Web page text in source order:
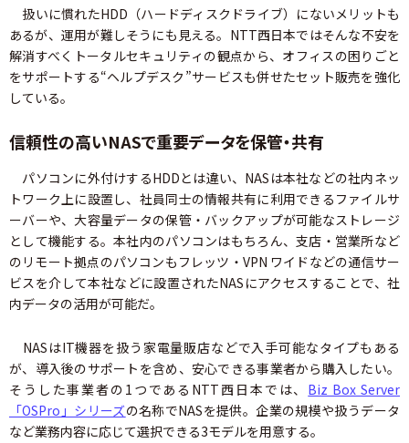
扱いに慣れたHDD（ハードディスクドライブ）にないメリットも
あるが、運用が難しそうにも見える。NTT西日本ではそんな不安を
解消すべくトータルセキュリティの観点から、オフィスの困りごと
をサポートする“ヘルプデスク”サービスも併せたセット販売を強化
している。
信頼性の高いNASで重要データを保管・共有
パソコンに外付けするHDDとは違い、NASは本社などの社内ネッ
トワーク上に設置し、社員同士の情報共有に利用できるファイルサ
ーバーや、大容量データの保管・バックアップが可能なストレージ
として機能する。本社内のパソコンはもちろん、支店・営業所など
のリモート拠点のパソコンもフレッツ・VPN ワイドなどの通信サー
ビスを介して本社などに設置されたNASにアクセスすることで、社
内データの活用が可能だ。
NASはIT機器を扱う家電量販店などで入手可能なタイプもある
が、導入後のサポートを含め、安心できる事業者から購入したい。
そうした事業者の1つであるNTT西日本では、 Biz Box Server
「OSPro」シリーズの名称でNASを提供。企業の規模や扱うデータ
など業務内容に応じて選択できる3モデルを用意する。